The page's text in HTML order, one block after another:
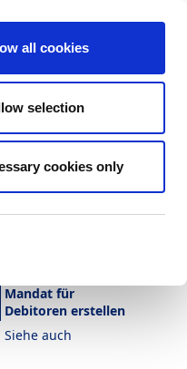
all cookies
selection
cookies only
diese Seite
Ja Nein
Mandat für
Debitoren erstellen
Siehe auch